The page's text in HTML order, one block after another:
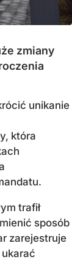
zmiany
unikanie
która
trafił
sposób
zarejestruje